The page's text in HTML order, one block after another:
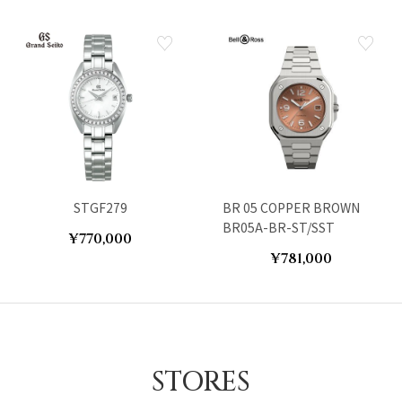
STGF279
¥770,000
BR 05 COPPER BROWN
BR05A-BR-ST/SST
¥781,000
STORES